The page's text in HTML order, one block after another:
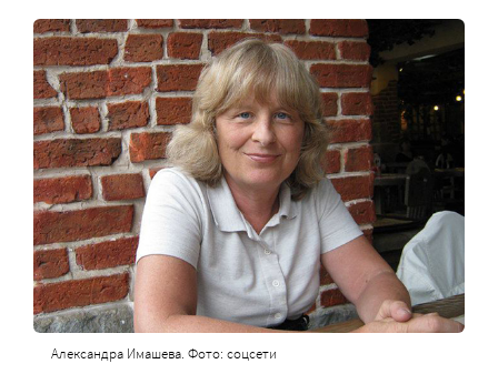
Александра Имашева. Фото: соцсети